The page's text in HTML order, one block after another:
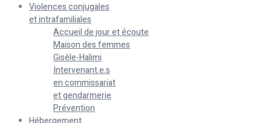
Violences conjugales
et intrafamiliales
Accueil de jour et écoute
Maison des femmes
Gisèle-Halimi
Intervenant.e.s
en commissariat
et gendarmerie
Prévention